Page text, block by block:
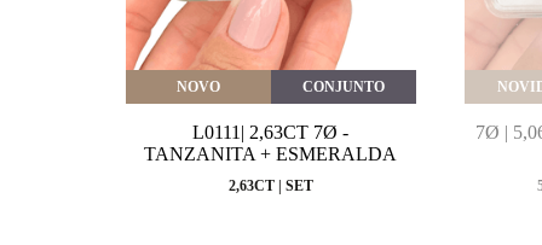
NOVO CONJUNTO
L0111| 2,63CT 7Ø -
TANZANITA + ESMERALDA
2,63CT | SET
7Ø |